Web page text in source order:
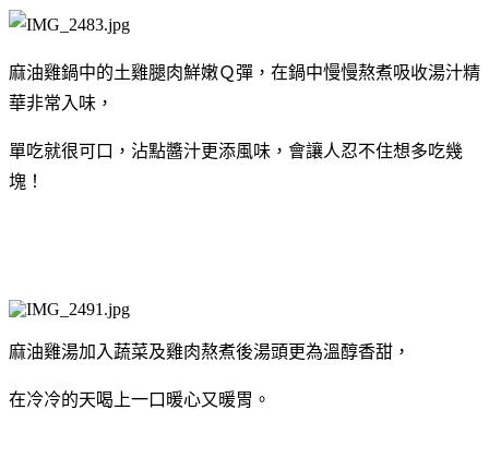
麻油雞鍋中的土雞腿肉鮮嫩Ｑ彈， 在鍋中慢慢熬煮吸收湯汁精
華非常入味，
單吃就很可口，沾點醬汁更添風味，會讓人忍不住想多吃幾
塊！
麻油雞湯加入蔬菜及雞肉熬煮後湯頭更為溫醇香甜，
在冷冷的天喝上一口暖心又暖胃。